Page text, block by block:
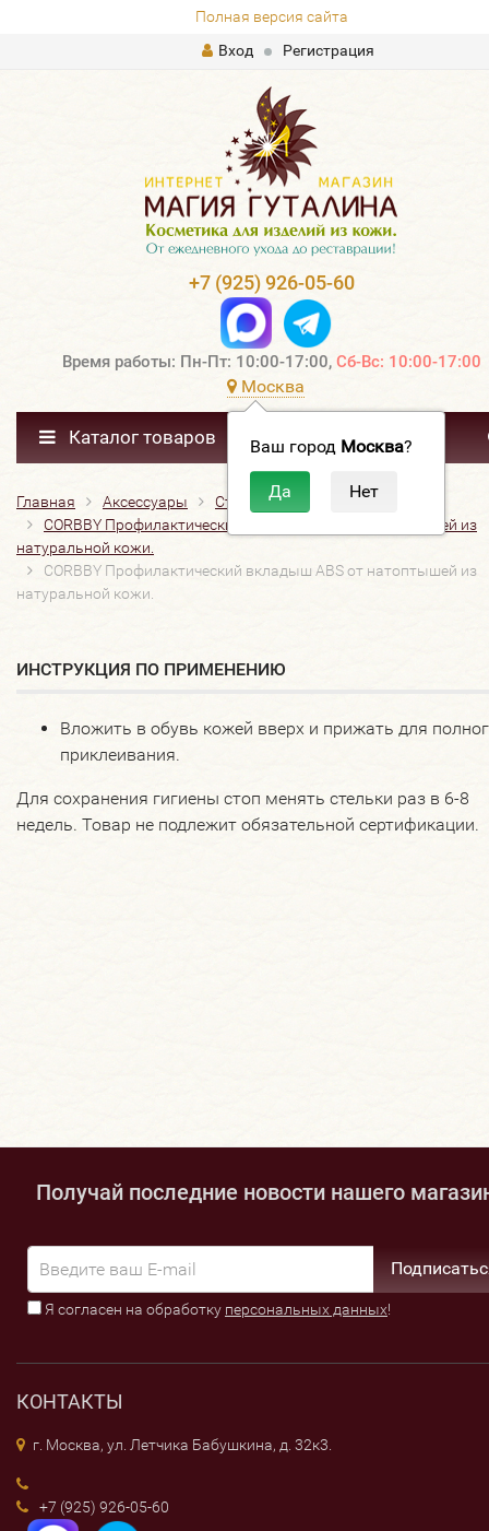
Полная версия сайта
Вход
Регистрация
+7 (925) 926-05-60
Время работы: Пн-Пт: 10:00-17:00, Сб-Вс: 10:00-17:00
Москва
Ваш город Москва?
Каталог товаров
Главная Аксессуары Стельки
Супинаторы
CORBBY Профилактический вкладыш ABS от натоптышей из
натуральной кожи.
CORBBY Профилактический вкладыш ABS от натоптышей из
натуральной кожи.
ИНСТРУКЦИЯ ПО ПРИМЕНЕНИЮ
Вложить в обувь кожей вверх и прижать для
приклеивания.
Для сохранения гигиены стоп менять стельки раз в 6-8
недель. Товар не подлежит обязательной сертификации.
Получай последние новости нашего
Я согласен на обработку персональных данных!
КОНТАКТЫ
г. Москва, ул. Летчика Бабушкина, д. 32к3.
+7 (925) 926-05-60